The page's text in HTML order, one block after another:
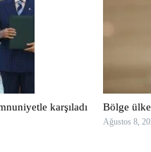
karşıladı Bölge
Ağustos 8,